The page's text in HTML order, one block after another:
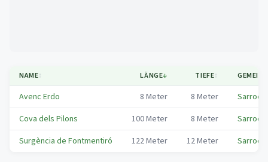
NAME↕ LÄNGE↓ TIEFE↕
Avenc Erdo 8 Meter 8 Meter
Cova dels Pilons
100Meter 8 Meter
Surgència de Fontmentiró
122Meter 12Meter